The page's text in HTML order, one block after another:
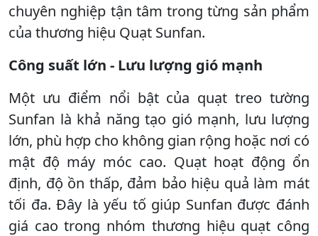
chuyên nghiệp tận tâm trong từng sản phẩm
của thương hiệu Quạt Sunfan.
Công suất lớn - Lưu lượng gió mạnh
Một ưu điểm nổi bật của quạt treo tường
Sunfan là khả năng tạo gió mạnh, lưu lượng
lớn, phù hợp cho không gian rộng hoặc nơi có
mật độ máy móc cao. Quạt hoạt động ổn
định, độ ồn thấp, đảm bảo hiệu quả làm mát
tối đa. Đây là yếu tố giúp Sunfan được đánh
giá cao trong nhóm thương hiệu quạt công